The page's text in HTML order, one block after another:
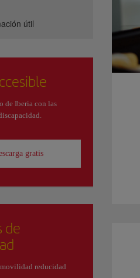
útil
de Iberia con las
gratis
de
movilidad reducidad